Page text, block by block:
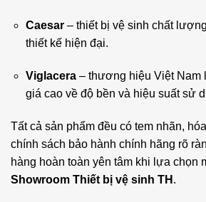
Caesar– thiết bị vệ sinh chất
thiết kế hiện đại.
Viglacera– thương hiệu Việt Nam
giá cao về độ bền và hiệu suất sử
Tất cả sản phẩm đều có tem nhãn,
chính sách bảo hành chính hãng rõ
hàng hoàn toàn yên tâm khi lựa chọn
Showroom Thiết bị vệ sinh TH .